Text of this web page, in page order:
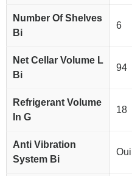
Number Of Shelves
Bi
6
Net Cellar Volume L
Bi
94
Refrigerant Volume
In G
18
Anti Vibration
System Bi
Oui